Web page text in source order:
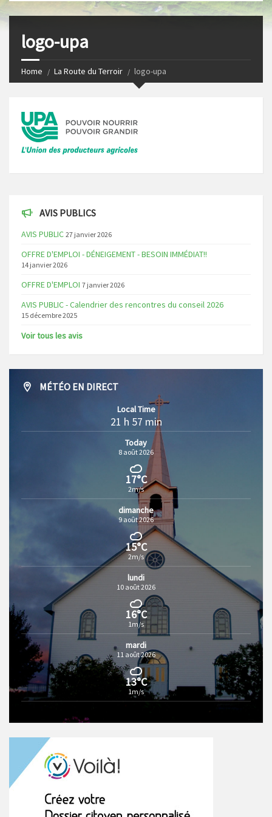
logo-upa
Home La Route du Terroir logo-upa
AVIS PUBLICS
AVIS PUBLIC 27 janvier 2026
OFFRE D'EMPLOI - DÉNEIGEMENT - BESOIN IMMÉDIAT!!
14 janvier 2026
OFFRE D'EMPLOI 7 janvier 2026
AVIS PUBLIC - Calendrier des rencontres du conseil 2026
15 décembre 2025
Voir tous les avis
MÉTÉO EN DIRECT
Local Time
21 h 57 min
Today
8 août 2026
17°C
2m/s
dimanche
9 août 2026
15°C
2m/s
lundi
10 août 2026
16°C
1m/s
mardi
11 août 2026
13°C
1m/s